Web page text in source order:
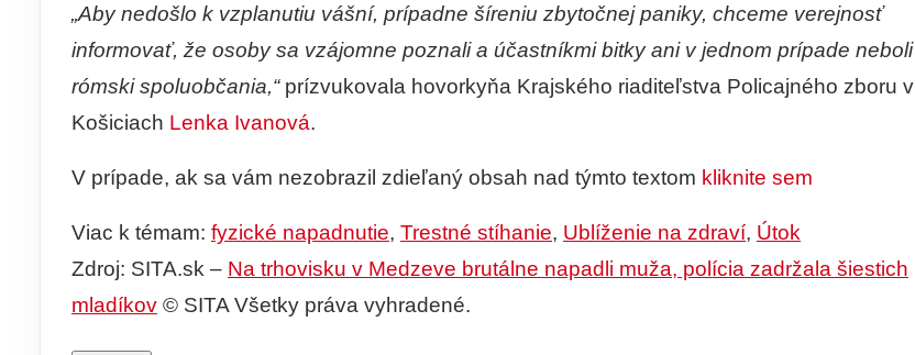
„Aby nedošlo k vzplanutiu vášní, prípadne šíreniu zbytočnej paniky, chceme verejnosť
informovať, že osoby sa vzájomne poznali a účastníkmi bitky ani v jednom prípade neboli
rómski spoluobčania,“prízvukovala hovorkyňa Krajského riaditeľstva Policajného zboru v
Košiciach Lenka Ivanová.
V prípade, ak sa vám nezobrazil zdieľaný obsah nad týmto textom kliknite sem
Viac k témam: fyzické napadnutie, Trestné stíhanie, Ublíženie na zdraví, Útok
Zdroj: SITA.sk – Na trhovisku v Medzeve brutálne napadli muža, polícia zadržala šiestich
mladíkov © SITA Všetky práva vyhradené.